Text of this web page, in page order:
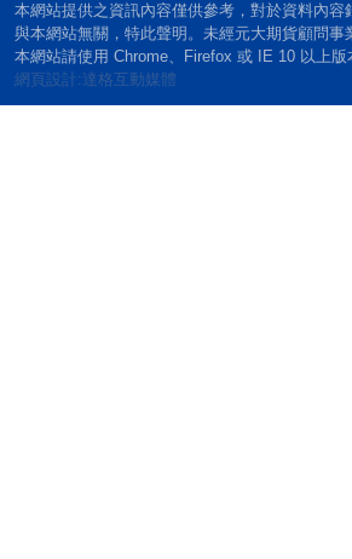
本網站提供之資訊內容僅供參考，對於資料內
與本網站無關，特此聲明。未經元大期貨顧問
本網站請使用 Chrome、Firefox 或 IE 10 以上版
網頁設計:達格互動媒體